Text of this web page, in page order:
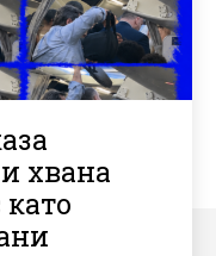
хвана